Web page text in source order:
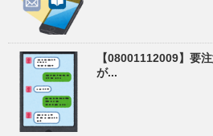
【08001112009】要
が...